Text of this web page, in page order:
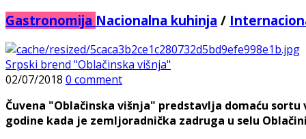
Gastronomija Nacionalna kuhinja /
Srpski brend "Oblačinska višnja"
02/07/2018 0 comment
Čuvena "Oblačinska višnja" predstavlja domaću
godine kada je zemljoradnička zadruga u selu